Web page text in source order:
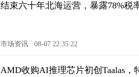
结束六十年北海运营，暴露78%税
市场资讯 08-07 22:35:22
AMD收购AI推理芯片初创Taalas